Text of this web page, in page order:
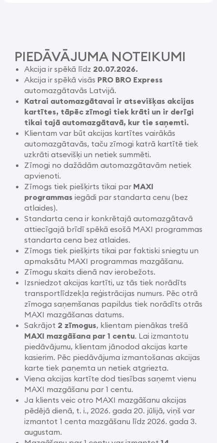
PIEDĀVĀJUMA NOTEIKUMI
Akcija ir spēkā līdz 20.07.2026.
Akcija ir spēkā visās PRO BRO Express
automazgātavās Latvijā.
Katrai automazgātavai ir atsevišķas akcijas
kartītes, tāpēc zīmogi tiek krāti un ir derīgi
tikai tajā automazgātavā, kur tie saņemti.
Klientam var būt akcijas kartītes vairākās
automazgātavās, taču zīmogi katrā kartītē tiek
uzkrāti atsevišķi un netiek summēti.
Zīmogi no dažādām automazgātavām netiek
apvienoti.
Zīmogs tiek piešķirts tikai par MAXI
programmas iegādi par standarta cenu (bez
atlaides).
Standarta cena ir konkrētajā automazgātavā
attiecīgajā brīdī spēkā esošā MAXI programmas
standarta cena bez atlaides.
Zīmogs tiek piešķirts tikai par faktiski sniegtu un
apmaksātu MAXI programmas mazgāšanu.
Zīmogu skaits dienā nav ierobežots.
Izsniedzot akcijas kartīti, uz tās tiek norādīts
transportlīdzekļa reģistrācijas numurs. Pēc otrā
zīmoga saņemšanas papildus tiek norādīts otrās
MAXI mazgāšanas datums.
Sakrājot 2 zīmogus, klientam pienākas trešā
MAXI mazgāšana par 1 centu. Lai izmantotu
piedāvājumu, klientam jānodod akcijas karte
kasierim. Pēc piedāvājuma izmantošanas akcijas
karte tiek paņemta un netiek atgriezta.
Viena akcijas kartīte dod tiesības saņemt vienu
MAXI mazgāšanu par 1 centu.
Ja klients veic otro MAXI mazgāšanu akcijas
pēdējā dienā, t. i., 2026. gada 20. jūlijā, viņš var
izmantot 1 centa mazgāšanu līdz 2026. gada 3.
augustam.